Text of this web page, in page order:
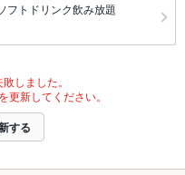
トドリンク飲み放題
しました。
新してください。
する